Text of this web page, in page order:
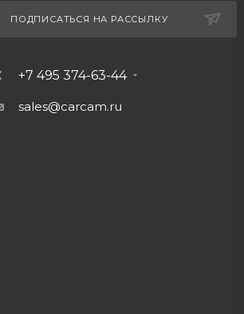
ПОДПИСАТЬСЯ НА РАССЫЛКУ
+7 495 374-63-44
sales@carcam.ru